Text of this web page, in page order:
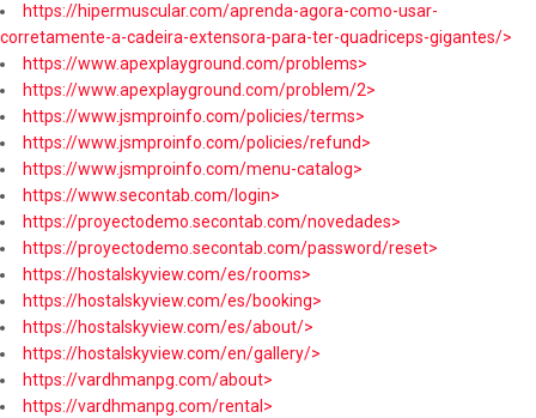
https://hipermuscular.com/aprenda-agora-como-usar-
corretamente-a-cadeira-extensora-para-ter-quadriceps-gigantes/>
https://www.apexplayground.com/problems>
https://www.apexplayground.com/problem/2>
https://www.jsmproinfo.com/policies/terms>
https://www.jsmproinfo.com/policies/refund>
https://www.jsmproinfo.com/menu-catalog>
https://www.secontab.com/login>
https://proyectodemo.secontab.com/novedades>
https://proyectodemo.secontab.com/password/reset>
https://hostalskyview.com/es/rooms>
https://hostalskyview.com/es/booking>
https://hostalskyview.com/es/about/>
https://hostalskyview.com/en/gallery/>
https://vardhmanpg.com/about>
https://vardhmanpg.com/rental>